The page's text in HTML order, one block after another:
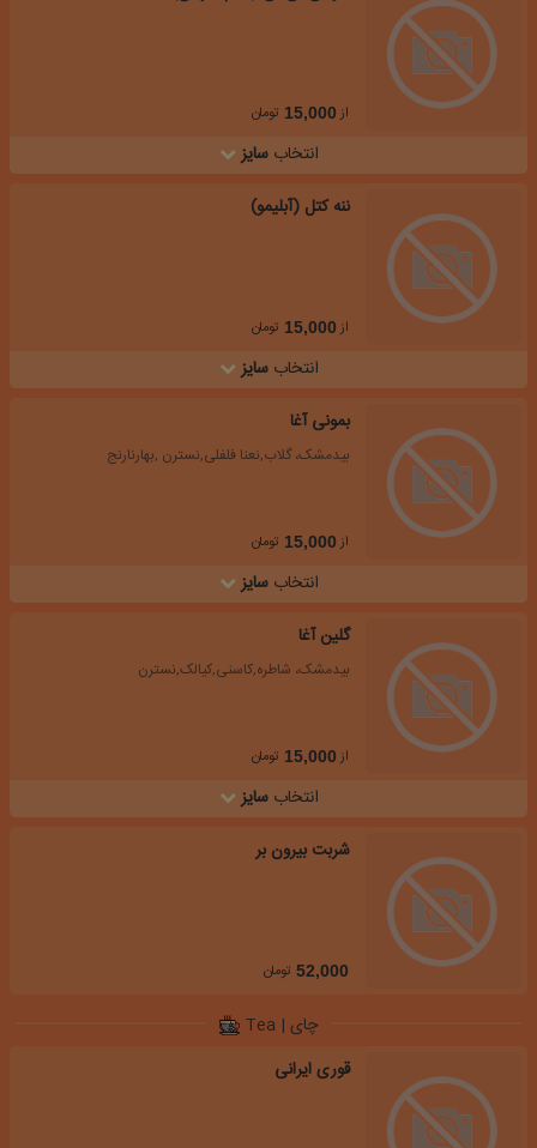
از15,000 تومان
انتخابسایز
ننه کتل (آبلیمو)
از15,000 تومان
انتخابسایز
بمونی آغا
بیدمشک، گلاب,نعنا فلفلی,نسترن ,بهارنارنج
از15,000 تومان
انتخابسایز
گلین آغا
بیدمشک، شاطره,کاسنی,کیالک,نسترن
از15,000 تومان
انتخابسایز
شربت بیرون بر
52,000 تومان
چای | Tea
قوری ایرانی